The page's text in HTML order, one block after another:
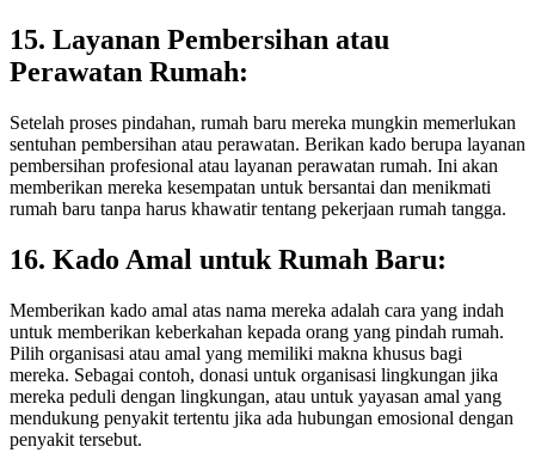
15. Layanan Pembersihan atau
Perawatan Rumah:
Setelah proses pindahan, rumah baru mereka mungkin memerlukan
sentuhan pembersihan atau perawatan. Berikan kado berupa layanan
pembersihan profesional atau layanan perawatan rumah. Ini akan
memberikan mereka kesempatan untuk bersantai dan menikmati
rumah baru tanpa harus khawatir tentang pekerjaan rumah tangga.
16. Kado Amal untuk Rumah Baru:
Memberikan kado amal atas nama mereka adalah cara yang indah
untuk memberikan keberkahan kepada orang yang pindah rumah.
Pilih organisasi atau amal yang memiliki makna khusus bagi
mereka. Sebagai contoh, donasi untuk organisasi lingkungan jika
mereka peduli dengan lingkungan, atau untuk yayasan amal yang
mendukung penyakit tertentu jika ada hubungan emosional dengan
penyakit tersebut.